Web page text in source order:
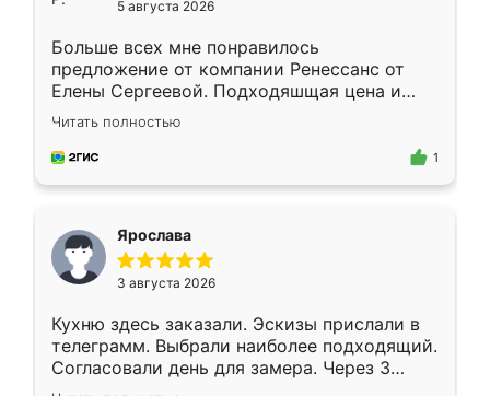
5 августа 2026
Больше всех мне понравилось
предложение от компании Ренессанс от
Елены Сергеевой. Подходяшщая цена и
короткие сроки изготовления. Приехавший
для замера сотрудник Владислав
предложил по моему эскизу самый
Читать полностью
1
Ярослава
3 августа 2026
Кухню здесь заказали. Эскизы прислали в
телеграмм. Выбрали наиболее подходящий.
Согласовали день для замера. Через 3
недели кухня была уже готова. Остались